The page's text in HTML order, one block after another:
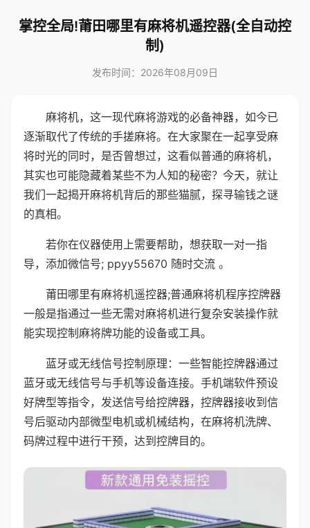
掌控全局!莆田哪里有麻将机遥控器(全自动控
制)
发布时间：2026年08月09日
麻将机，这一现代麻将游戏的必备神器，如今已
逐渐取代了传统的手搓麻将。在大家聚在一起享受麻
将时光的同时，是否曾想过，这看似普通的麻将机，
其实也可能隐藏着某些不为人知的秘密？今天，就让
我们一起揭开麻将机背后的那些猫腻，探寻输钱之谜
的真相。
若你在仪器使用上需要帮助，想获取一对一指
导，添加微信号; ppyy55670 随时交流 。
莆田哪里有麻将机遥控器;普通麻将机程序控牌器
一般是指通过一些无需对麻将机进行复杂安装操作就
能实现控制麻将牌功能的设备或工具。
蓝牙或无线信号控制原理：一些智能控牌器通过
蓝牙或无线信号与手机等设备连接。手机端软件预设
好牌型等指令，发送信号给控牌器，控牌器接收到信
号后驱动内部微型电机或机械结构，在麻将机洗牌、
码牌过程中进行干预，达到控牌目的。